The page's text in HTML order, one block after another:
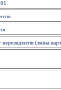
(зміна